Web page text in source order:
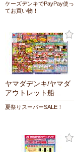
ケーズデンキでPayPay使っ
てお買い物！
ヤマダデンキ/ヤマダ
アウトレット船…
夏祭りスーパーSALE！